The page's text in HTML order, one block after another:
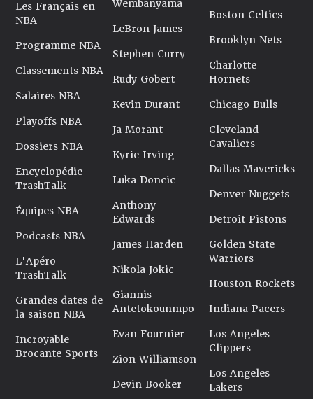
Les Français en
NBA
Programme NBA
Classements NBA
Salaires NBA
Playoffs NBA
Dossiers NBA
Encyclopédie
TrashTalk
Équipes NBA
Podcasts NBA
L'Apéro
TrashTalk
Grandes dates de
la saison NBA
Incroyable
Brocante Sports
Wembanyama
LeBron James
Stephen Curry
Rudy Gobert
Kevin Durant
Ja Morant
Kyrie Irving
Luka Doncic
Anthony
Edwards
James Harden
Nikola Jokic
Giannis
Antetokounmpo
Evan Fournier
Zion Williamson
Devin Booker
Boston Celtics
Brooklyn Nets
Charlotte
Hornets
Chicago Bulls
Cleveland
Cavaliers
Dallas Mavericks
Denver Nuggets
Detroit Pistons
Golden State
Warriors
Houston Rockets
Indiana Pacers
Los Angeles
Clippers
Los Angeles
Lakers